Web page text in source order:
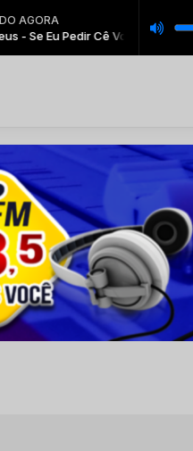
AGORA
Se Eu Pedir Cê Volta (Ao Vivo)